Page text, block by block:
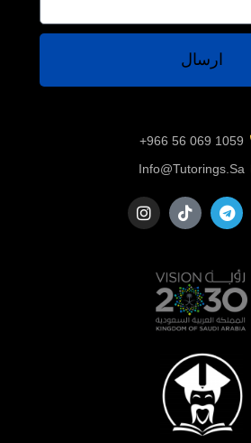
ارسال
1059 069 56 966+
Info@tutorings.sa